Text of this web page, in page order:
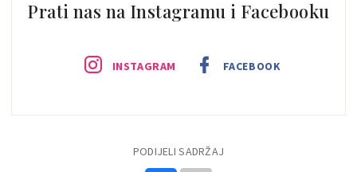
Prati nas na Instagramu i Facebooku
INSTAGRAM FACEBOOK
PODIJELI SADRŽAJ